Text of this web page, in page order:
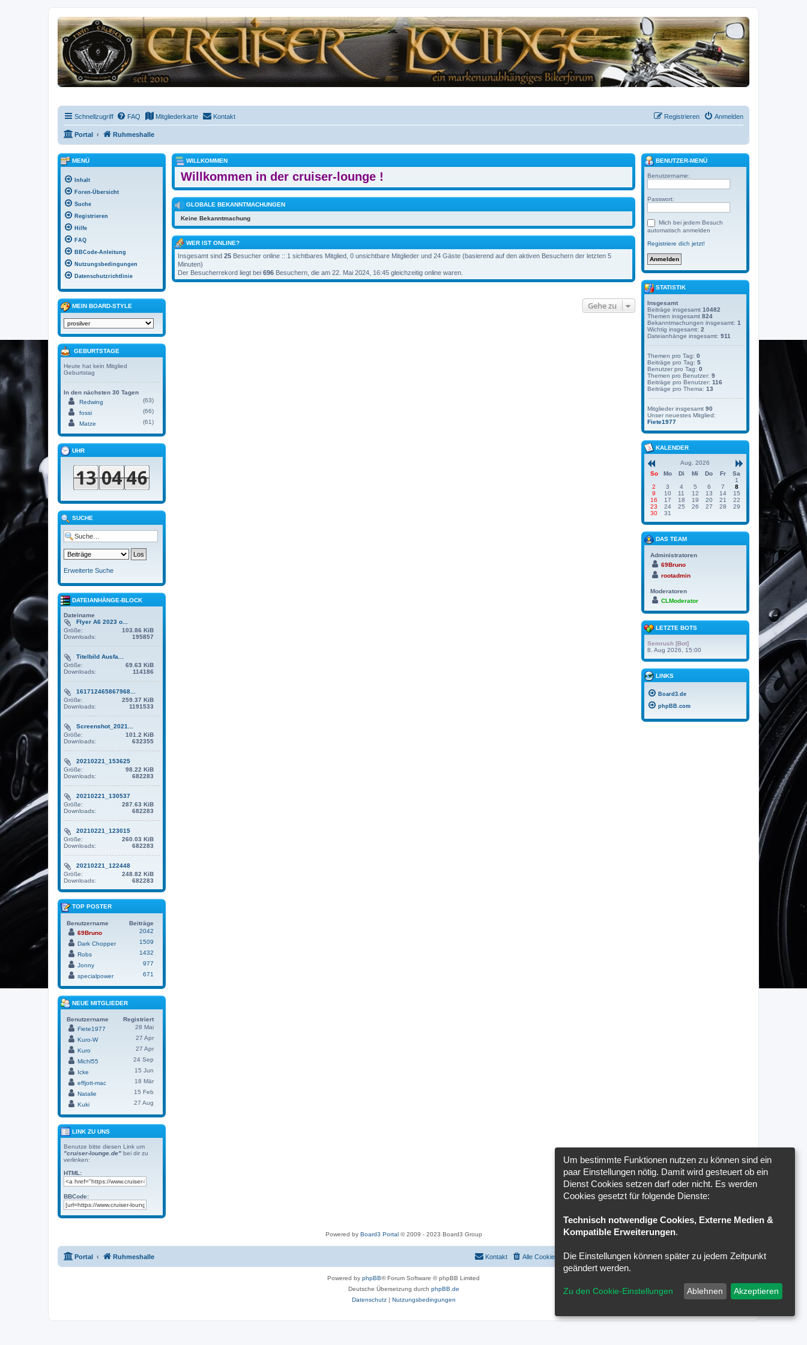
Schnellzugriff FAQ Mitgliederkarte Kontakt Anmelden
Registrieren
Portal Ruhmeshalle
WILLKOMMEN
Willkommen in der cruiser-lounge !
GLOBALE BEKANNTMACHUNGEN
Keine Bekanntmachung
WER IST ONLINE?
Insgesamt sind 25 Besucher online :: 1 sichtbares Mitglied, 0 unsichtbare Mitglieder und 24 Gäste (basierend auf den aktiven Besuchern der letzten 5
Minuten)
Der Besucherrekord liegt bei 696 Besuchern, die am 22. Mai 2024, 16:45 gleichzeitig online waren.
Gehe zu
MENÜ
Inhalt
Foren-Übersicht
Suche
Registrieren
Hilfe
FAQ
BBCode-Anleitung
Nutzungsbedingungen
Datenschutzrichtlinie
MEIN BOARD-STYLE
GEBURTSTAGE
Heute hat kein Mitglied
Geburtstag
In den nächsten 30 Tagen
Redwing
(63)
fossi
(66)
Matze
(61)
UHR
SUCHE
Erweiterte Suche
DATEIANHÄNGE-BLOCK
Dateiname
Flyer A6 2023 o...
Größe:
103.86 KiB
Downloads:
195857
Titelbild Ausfa...
Größe:
69.63 KiB
Downloads:
114186
161712465867968...
Größe:
259.37 KiB
Downloads:
1191533
Screenshot_2021...
Größe:
101.2 KiB
Downloads:
632355
20210221_153625
Größe:
98.22 KiB
Downloads:
682283
20210221_130537
Größe:
287.63 KiB
Downloads:
682283
20210221_123015
Größe:
260.03 KiB
Downloads:
682283
20210221_122448
Größe:
248.82 KiB
Downloads:
682283
TOP POSTER
Benutzername
Beiträge
69Bruno
2042
Dark Chopper
1509
Robs
1432
Jonny
977
specialpower
671
NEUE MITGLIEDER
Benutzername
Registriert
Fiete1977
28 Mai
Kuro-W
27 Apr
Kuro
27 Apr
Michl55
24 Sep
Icke
15 Jun
effjott-mac
18 Mär
Natalie
15 Feb
Kuki
27 Aug
LINK ZU UNS
Benutze bitte diesen Link um
"cruiser-lounge.de" bei dir zu
verlinken:
HTML:
BBCode:
BENUTZER-MENÜ
Benutzername:
Passwort:
Mich bei jedem Besuch
automatisch anmelden
Registriere dich jetzt!
STATISTIK
Insgesamt
Beiträge insgesamt 10482
Themen insgesamt 824
Bekanntmachungen insgesamt: 1
Wichtig insgesamt: 2
Dateianhänge insgesamt: 911
Themen pro Tag: 0
Beiträge pro Tag: 5
Benutzer pro Tag: 0
Themen pro Benutzer: 9
Beiträge pro Benutzer: 116
Beiträge pro Thema: 13
Mitglieder insgesamt 90
Unser neuestes Mitglied:
Fiete1977
KALENDER
Aug. 2026
So
Mo Di Mi Do Fr
Sa
1
2
3 4 5 6 7
8
9
10 11 12 13 14
15
16
17 18 19 20 21
22
23
24 25 26 27 28
29
30
31
DAS TEAM
Administratoren
69Bruno
rootadmin
Moderatoren
CLModerator
LETZTE BOTS
Semrush [Bot]
8. Aug 2026, 15:00
LINKS
Board3.de
phpBB.com
Powered by Board3 Portal© 2009 - 2023 Board3 Group
Portal Ruhmeshalle Alle Zeiten sindUTC+02:00
Cookie-Einstellungen
Alle Cookies löschen
Kontakt
Powered by phpBB® Forum Software © phpBB Limited
Deutsche Übersetzung durch phpBB.de
Datenschutz| Nutzungsbedingungen
Um bestimmte Funktionen nutzen zu können sind ein
paar Einstellungen nötig. Damit wird gesteuert ob ein
Dienst Cookies setzen darf oder nicht. Es werden
Cookies gesetzt für folgende Dienste:
Technisch notwendige Cookies, Externe Medien &
Kompatible Erweiterungen.
Die Einstellungen können später zu jedem Zeitpunkt
geändert werden.
Zu den Cookie-Einstellungen Ablehnen Akzeptieren